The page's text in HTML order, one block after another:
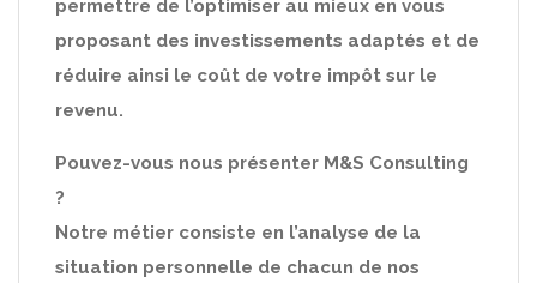
permettre de l’optimiser au mieux en vous
proposant des investissements adaptés et de
réduire ainsi le coût de votre impôt sur le
revenu.
Pouvez-vous nous présenter M&S Consulting
?
Notre métier consiste en l’analyse de la
situation personnelle de chacun de nos